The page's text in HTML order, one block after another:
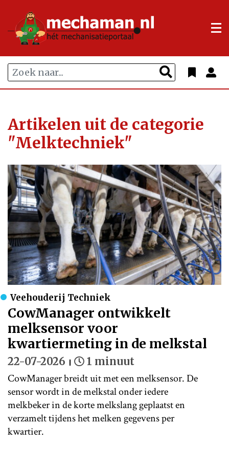
Artikelen uit de categorie
"Melktechniek"
Veehouderij Techniek
CowManager ontwikkelt
melksensor voor
kwartiermeting in de melkstal
22-07-2026 1 minuut
CowManager breidt uit met een melksensor. De
sensor wordt in de melkstal onder iedere
melkbeker in de korte melkslang geplaatst en
verzamelt tijdens het melken gegevens per
kwartier.